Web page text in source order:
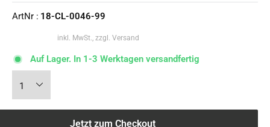
ArtNr : 18-CL-0046-99
inkl. MwSt., zzgl. Versand
Auf Lager. In 1-3 Werktagen versandfertig
Jetzt zum Checkout